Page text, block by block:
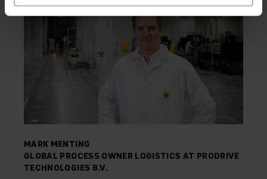
MARK MENTING
GLOBAL PROCESS OWNER LOGISTICS AT PRODRIVE
TECHNOLOGIES B.V.